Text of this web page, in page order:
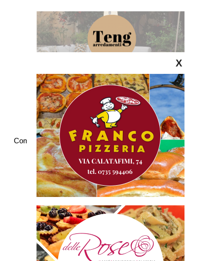
Commenti
X